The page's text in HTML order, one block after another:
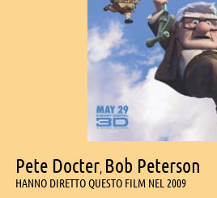
Pete Docter, Bob Peterson
HANNO DIRETTO QUESTO FILM NEL 2009